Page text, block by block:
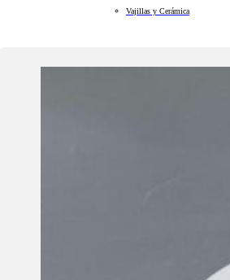
Vajillas y Cerámica